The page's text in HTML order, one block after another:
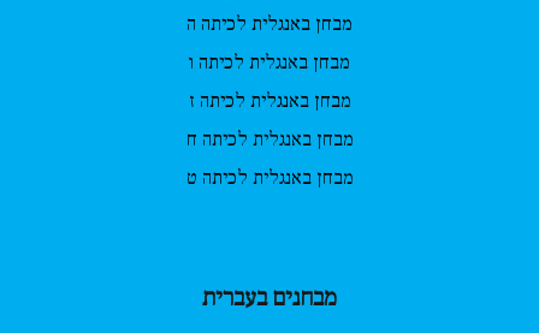
מבחן באנגלית לכיתה ה
מבחן באנגלית לכיתה ו
מבחן באנגלית לכיתה ז
מבחן באנגלית לכיתה ח
מבחן באנגלית לכיתה ט
מבחנים בעברית